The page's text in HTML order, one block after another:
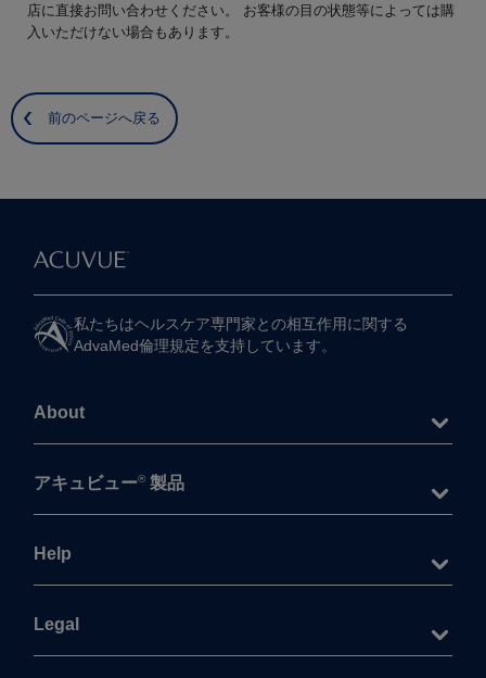
店に直接お問い合わせください。 お客様の目の状態等によっては購
入いただけない場合もあります。
前のページへ戻る
私たちは​ヘルスケア専門家との​相互作用に​関する​
AdvaMed倫理規定を​支持しています。
About
アキュビュー® 製品
Help
Legal